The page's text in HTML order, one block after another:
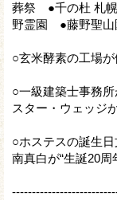
葬祭 ●千の杜 札
野霊園 ●藤野聖
○玄米酵素の工場
○一級建築士事務
スター・ウェッジ
○ホステスの誕生
南真白が“生誕20